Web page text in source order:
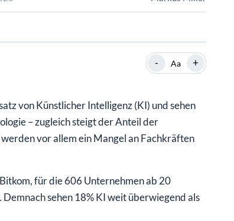
RATGEBER
- Aa +
von Künstlicher Intelligenz (KI) und sehen
– zugleich steigt der Anteil der
vor allem ein Mangel an Fachkräften
für die 606 Unternehmen ab 20
sehen 18% KI weit überwiegend als